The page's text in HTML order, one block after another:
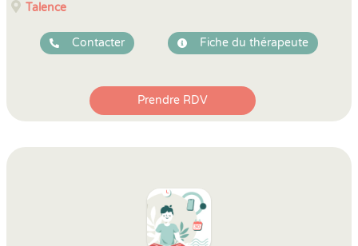
Talence
Contacter Fiche du thérapeute
Prendre RDV